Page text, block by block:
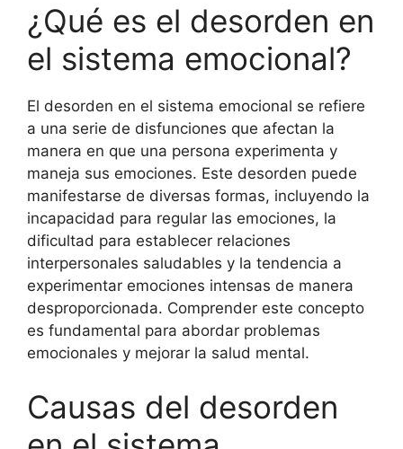
¿Qué es el desorden en
el sistema emocional?
El desorden en el sistema emocional se refiere
a una serie de disfunciones que afectan la
manera en que una persona experimenta y
maneja sus emociones. Este desorden puede
manifestarse de diversas formas, incluyendo la
incapacidad para regular las emociones, la
dificultad para establecer relaciones
interpersonales saludables y la tendencia a
experimentar emociones intensas de manera
desproporcionada. Comprender este concepto
es fundamental para abordar problemas
emocionales y mejorar la salud mental.
Causas del desorden